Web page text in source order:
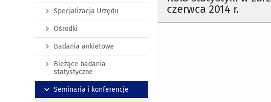
czerwca 2014 r.
Specjalizacja Urzędu
Ośrodki
Badania ankietowe
Bieżące badania
statystyczne
Seminaria i konferencje